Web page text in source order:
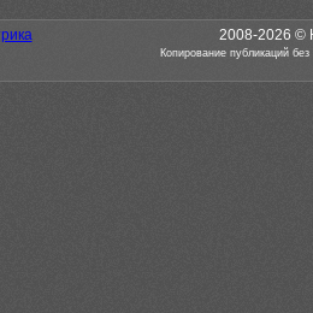
2008-2026 ©
Копирование публикаций